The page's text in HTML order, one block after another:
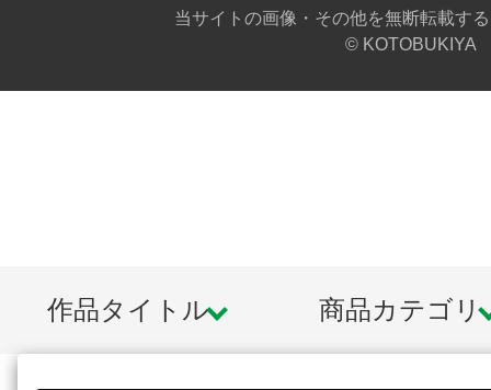
当サイトの画像・その他を無断転載す
© KOTOBUKIYA
作品タイトル 商品カテゴリ